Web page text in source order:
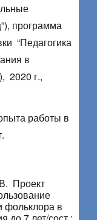
программа
“Педагогика
в
2020 г.,
работы в
Проект
фольклора в